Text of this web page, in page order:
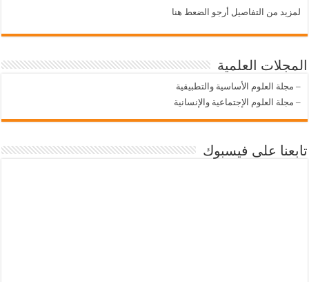
لمزيد من التفاصيل أرجو الضعط هنا
المجلات العلمية
– مجلة العلوم الأساسية والتطبيقية
– مجلة العلوم الإجتماعية والإنسانية
تابعنا على فيسبوك